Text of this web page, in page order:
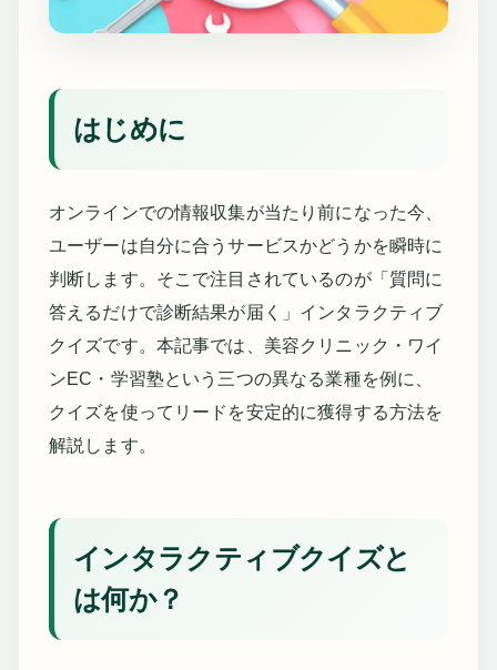
はじめに
オンラインでの情報収集が当たり前になった今、
ユーザーは自分に合うサービスかどうかを瞬時に
判断します。そこで注目されているのが「質問に
答えるだけで診断結果が届く」インタラクティブ
クイズです。本記事では、美容クリニック・ワイ
ンEC・学習塾という三つの異なる業種を例に、
クイズを使ってリードを安定的に獲得する方法を
解説します。
インタラクティブクイズと
は何か？